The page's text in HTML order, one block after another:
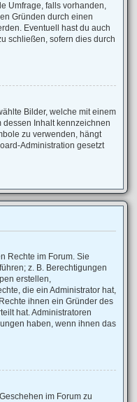
Umfrage, falls vorhanden,
Gründen durch einen
Eventuell hast du auch
schließen, sofern dies durch
Bilder, welche mit einem
Inhalt kennzeichnen
zu verwenden, hängt
Administration gesetzt
Rechte im Forum. Sie
z. B. Berechtigungen
erstellen,
die ein Administrator hat,
ihnen ein Gründer des
hat. Administratoren
haben, wenn ihnen das
im Forum zu